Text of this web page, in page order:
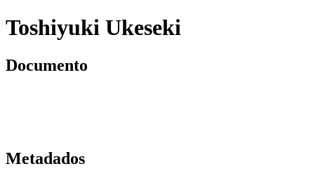
Toshiyuki Ukeseki
Documento
Metadados